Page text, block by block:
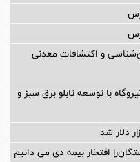
و اکتشافات معدنی
با توسعه تابلو برق سبز و
افتخار بیمه دی می دانیم